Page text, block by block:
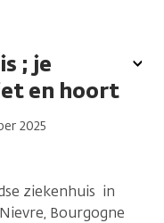
; je
en hoort
2025
ziekenhuis in
Bourgogne